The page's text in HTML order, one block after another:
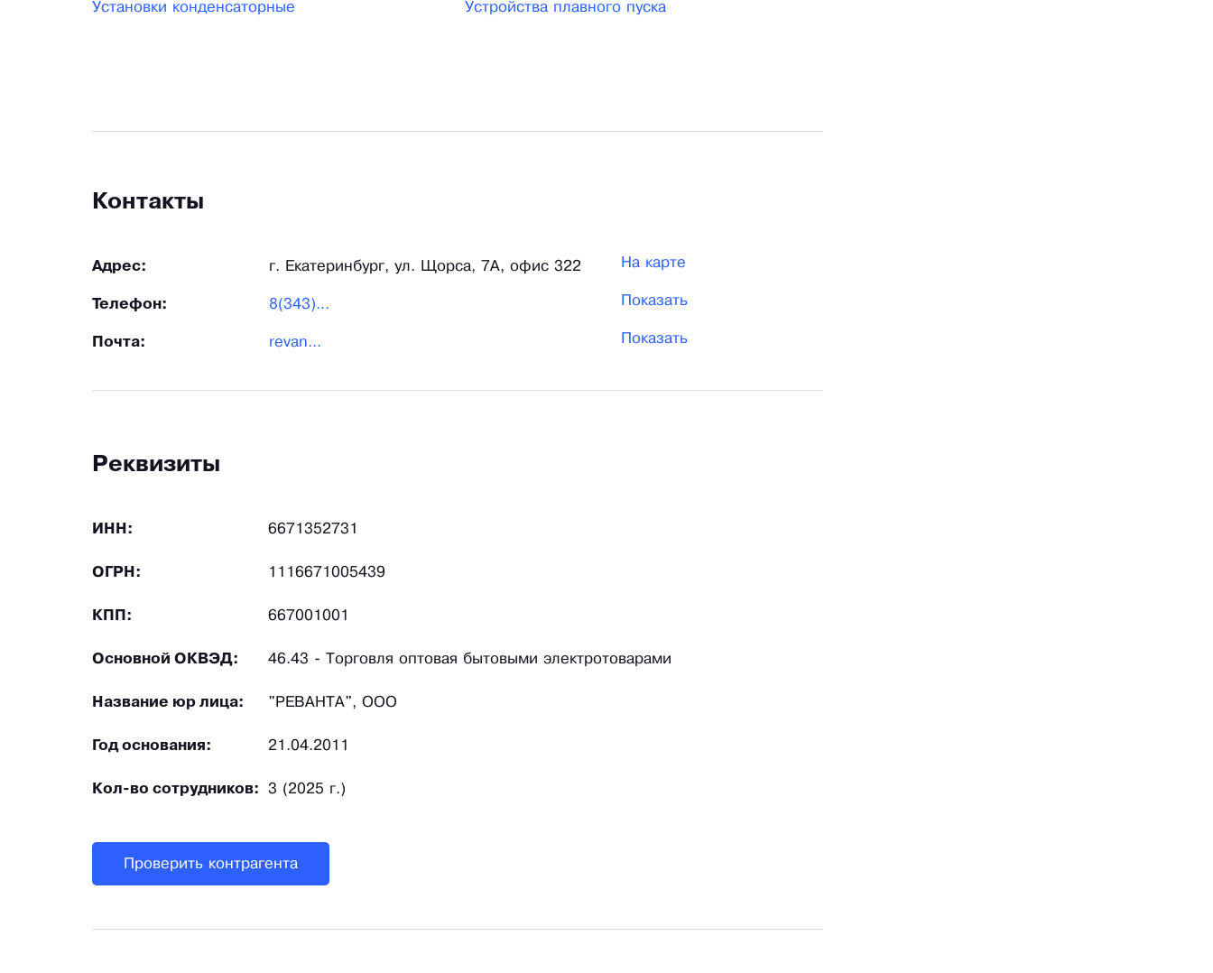
Установки конденсаторные Устройства плавного пуска
Контакты
Адрес: г. Екатеринбург, ул. Щорса, 7А, офис 322 На карте
Телефон: 8(343)... Показать
Почта: revan... Показать
Реквизиты
ИНН: 6671352731
ОГРН: 1116671005439
КПП: 667001001
Основной ОКВЭД: 46.43 - Торговля оптовая бытовыми электротоварами
Название юр лица: "РЕВАНТА", ООО
Год основания: 21.04.2011
Кол-во сотрудников: 3 (2025 г.)
Проверить контрагента